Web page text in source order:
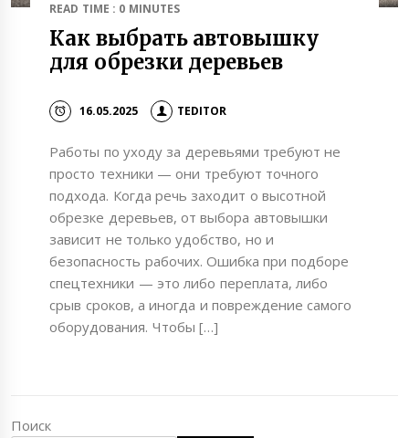
READ TIME : 0 MINUTES
Как выбрать автовышку
для обрезки деревьев
16.05.2025 TEDITOR
Работы по уходу за деревьями требуют не
просто техники — они требуют точного
подхода. Когда речь заходит о высотной
обрезке деревьев, от выбора автовышки
зависит не только удобство, но и
безопасность рабочих. Ошибка при подборе
спецтехники — это либо переплата, либо
срыв сроков, а иногда и повреждение самого
оборудования. Чтобы […]
Поиск